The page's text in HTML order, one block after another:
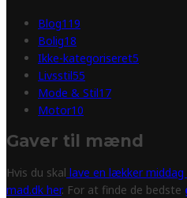
Blog119
Bolig18
Ikke-kategoriseret5
Livsstil55
Mode & Stil17
Motor10
Gaver til mænd
Hvis du skal lave en lækker
mad.dk her. For at finde de bedste